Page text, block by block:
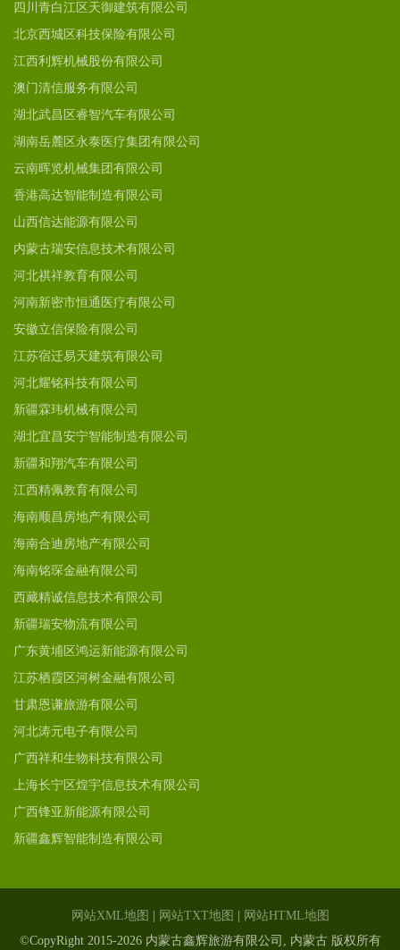
四川青白江区天御建筑有限公司
北京西城区科技保险有限公司
江西利辉机械股份有限公司
澳门清信服务有限公司
湖北武昌区睿智汽车有限公司
湖南岳麓区永泰医疗集团有限公司
云南晖览机械集团有限公司
香港高达智能制造有限公司
山西信达能源有限公司
内蒙古瑞安信息技术有限公司
河北祺祥教育有限公司
河南新密市恒通医疗有限公司
安徽立信保险有限公司
江苏宿迁易天建筑有限公司
河北耀铭科技有限公司
新疆霖玮机械有限公司
湖北宜昌安宁智能制造有限公司
新疆和翔汽车有限公司
江西精佩教育有限公司
海南顺昌房地产有限公司
海南合迪房地产有限公司
海南铭琛金融有限公司
西藏精诚信息技术有限公司
新疆瑞安物流有限公司
广东黄埔区鸿运新能源有限公司
江苏栖霞区河树金融有限公司
甘肃恩谦旅游有限公司
河北涛元电子有限公司
广西祥和生物科技有限公司
上海长宁区煌宇信息技术有限公司
广西锋亚新能源有限公司
新疆鑫辉智能制造有限公司
网站XML地图 网站TXT地图
网站HTML地图
©CopyRight 2015-2026 内蒙古鑫辉旅游有限公司, 内蒙古 版权所有